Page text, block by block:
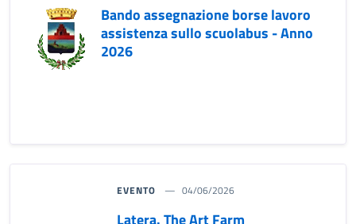
Bando assegnazione borse lavoro
assistenza sullo scuolabus - Anno
2026
EVENTO 04/06/2026
Latera. The Art Farm